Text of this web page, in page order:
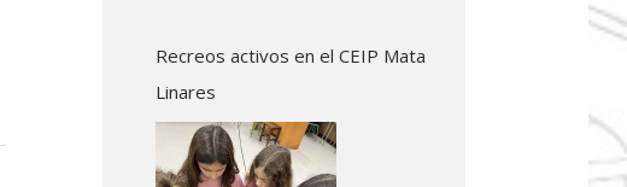
Recreos activos en el CEIP Mata
Linares